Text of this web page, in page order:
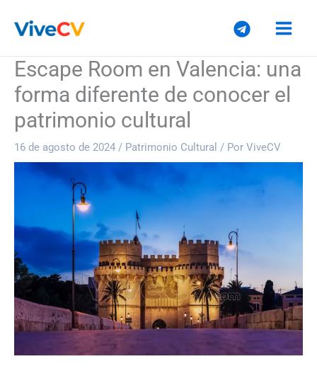
contenido
Escape Room en Valencia: una
forma diferente de conocer el
patrimonio cultural
16 de agosto de 2024 / Patrimonio Cultural / Por ViveCV